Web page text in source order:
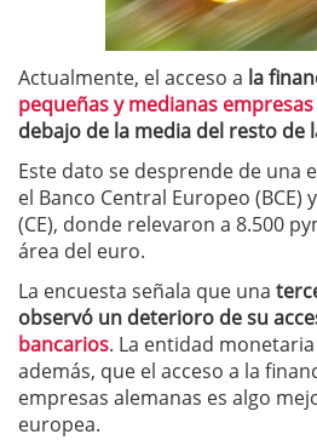
Actualmente, el acceso a la
pequeñas y medianas
debajo de la media del resto de
Este dato se desprende de una
el Banco Central Europeo (BCE)
(CE), donde relevaron a 8.500
área del euro.
La encuesta señala que una
observó un deterioro de su
bancarios. La entidad
además, que el acceso a la
empresas alemanas es algo
europea.